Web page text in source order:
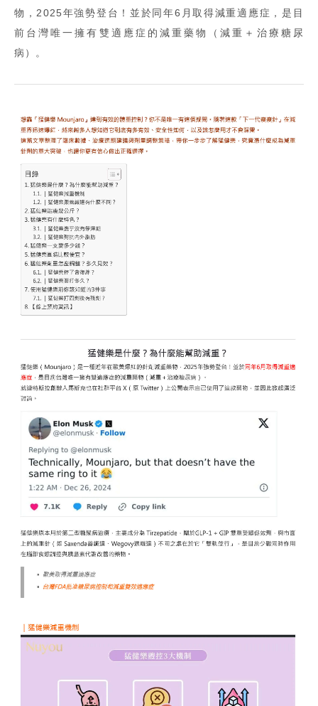
物，2025年強勢登台！並於同年6月取得減重適應症，是目
前台灣唯一擁有雙適應症的減重藥物（減重＋治療糖尿
病）。